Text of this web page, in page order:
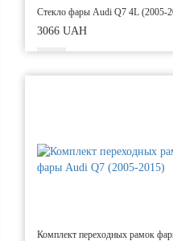
Стекло фары Audi Q7
3066 UAH
Комплект переходных рамок